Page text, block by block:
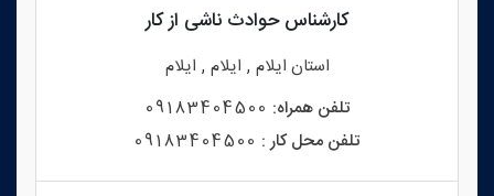
کارشناس حوادث ناشی از کار
استان ایلام , ایلام , ایلام
تلفن همراه: 09183404500
تلفن محل کار : 09183404500